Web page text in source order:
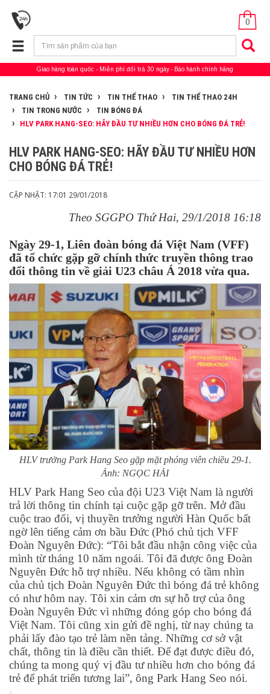
0
Giao hàng toàn quốc Miễn phí đổi trả 30 ngày Bảo hành chính hãng
TRANG CHỦ TIN TỨC TIN THỂ THAO
TIN THỂ THAO 24H
TIN TRONG NƯỚC
TIN BÓNG ĐÁ
HLV PARK HANG-SEO: HÃY ĐẦU TƯ NHIỀU HƠN CHO BÓNG ĐÁ TRẺ!
HLV PARK HANG-SEO: HÃY ĐẦU TƯ NHIỀU HƠN
CHO BÓNG ĐÁ TRẺ!
CẬP NHẬT: 17:01 29/01/2018
Theo SGGPO Thứ Hai, 29/1/2018 16:18
Ngày 29-1, Liên đoàn bóng đá Việt Nam (VFF)
đã tổ chức gặp gỡ chính thức truyền thông trao
đổi thông tin về giải U23 châu Á 2018 vừa qua.
HLV trưởng Park Hang Seo gặp mặt phóng viên chiều 29-1.
Ảnh: NGỌC HẢI
HLV Park Hang Seo của đội U23 Việt Nam là người
trả lời thông tin chính tại cuộc gặp gỡ trên. Mở đầu
cuộc trao đổi, vị thuyền trưởng người Hàn Quốc bất
ngờ lên tiếng cảm ơn bầu Đức (Phó chủ tịch VFF
Đoàn Nguyên Đức): “Tôi bắt đầu nhận công việc của
mình từ tháng 10 năm ngoái. Tôi đã được ông Đoàn
Nguyên Đức hỗ trợ nhiều. Nếu không có tầm nhìn
của chủ tịch Đoàn Nguyên Đức thì bóng đá trẻ không
có như hôm nay. Tôi xin cảm ơn sự hỗ trợ của ông
Đoàn Nguyên Đức vì những đóng góp cho bóng đá
Việt Nam. Tôi cũng xin gửi đề nghị, từ nay chúng ta
phải lấy đào tạo trẻ làm nền tảng. Những cơ sở vật
chất, thông tin là điều cần thiết. Để đạt được điều đó,
chúng ta mong quý vị đầu tư nhiều hơn cho bóng đá
trẻ để phát triển tương lai”, ông Park Hang Seo nói.